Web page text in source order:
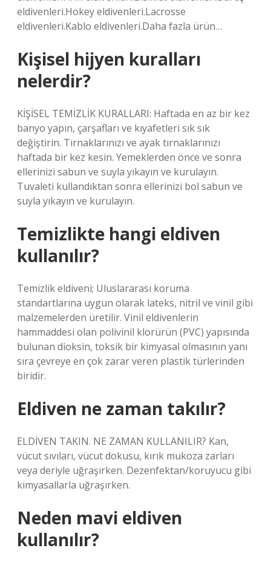
eldivenleri.Hokey eldivenleri.Lacrosse
eldivenleri.Kablo eldivenleri.Daha fazla ürün…
Kişisel hijyen kuralları
nelerdir?
KİŞİSEL TEMİZLİK KURALLARI: Haftada en az bir kez
banyo yapın, çarşafları ve kıyafetleri sık sık
değiştirin. Tırnaklarınızı ve ayak tırnaklarınızı
haftada bir kez kesin. Yemeklerden önce ve sonra
ellerinizi sabun ve suyla yıkayın ve kurulayın.
Tuvaleti kullandıktan sonra ellerinizi bol sabun ve
suyla yıkayın ve kurulayın.
Temizlikte hangi eldiven
kullanılır?
Temizlik eldiveni; Uluslararası koruma
standartlarına uygun olarak lateks, nitril ve vinil gibi
malzemelerden üretilir. Vinil eldivenlerin
hammaddesi olan polivinil klorürün (PVC) yapısında
bulunan dioksin, toksik bir kimyasal olmasının yanı
sıra çevreye en çok zarar veren plastik türlerinden
biridir.
Eldiven ne zaman takılır?
ELDİVEN TAKIN. NE ZAMAN KULLANILIR? Kan,
vücut sıvıları, vücut dokusu, kırık mukoza zarları
veya deriyle uğraşırken. Dezenfektan/koruyucu gibi
kimyasallarla uğraşırken.
Neden mavi eldiven
kullanılır?